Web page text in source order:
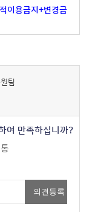
이용금지+변경금
팀
여 만족하십니까?